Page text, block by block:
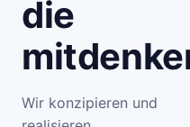
die
Wir konzipieren und